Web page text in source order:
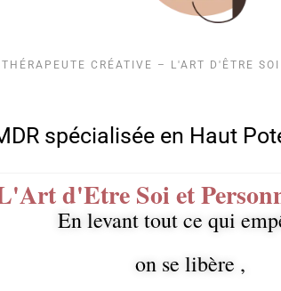
CRÉATIVE – L'ART D'ÊTRE
spécialisée en Haut
d'Etre Soi et
En levant tout ce qui
on se libère ,